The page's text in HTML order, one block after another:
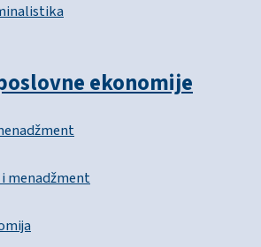
ekonomije
menadžment